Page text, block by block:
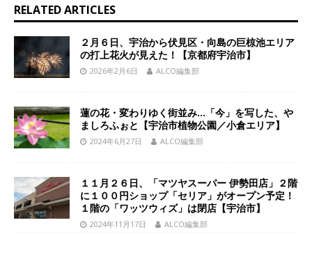
RELATED ARTICLES
２月６日、宇治から伏見区・向島の巨椋池エリア
の打上花火が見えた！【京都府宇治市】
2026年2月6日 ALCO編集部
蓮の花・変わりゆく街並み…「今」を写した、や
ましろふぉと【宇治市植物公園／小倉エリア】
2024年6月27日 ALCO編集部
１１月２６日、「マツヤスーパー 伊勢田店」２階
に１００円ショップ「セリア」がオープン予定！
１階の「ワッツウィズ」は閉店【宇治市】
2024年11月17日 ALCO編集部